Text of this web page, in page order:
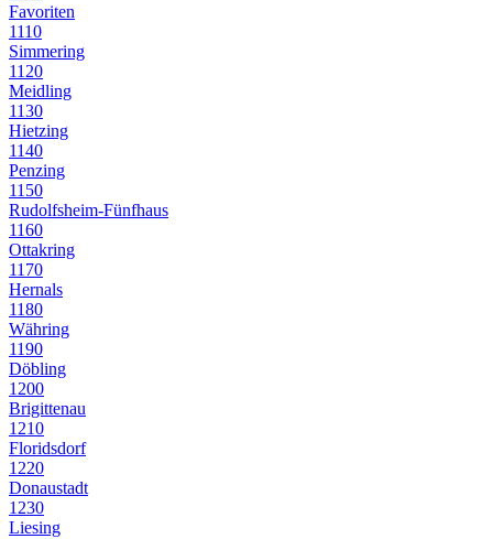
Favoriten
1110
Simmering
1120
Meidling
1130
Hietzing
1140
Penzing
1150
Rudolfsheim-Fünfhaus
1160
Ottakring
1170
Hernals
1180
Währing
1190
Döbling
1200
Brigittenau
1210
Floridsdorf
1220
Donaustadt
1230
Liesing